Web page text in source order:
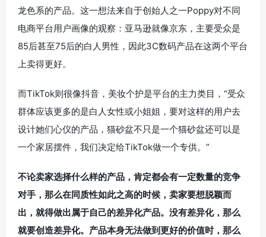
龙色系的产品。这一想法来自于创始人之一Poppy对不同
电商平台用户画像的观察：亚马逊就像京东，主要受众是
85后甚至75后的白人男性，因此3C数码产品在这两个平台
上卖得更好。
而TikTok则很像抖音，美妆个护是平台的主力类目，“受众
群体应该更多的是白人女性或小姐姐，要对这样的用户去
设计她们心仪的产品，猫砂盆不只是一个猫砂盆还可以是
一个家居摆件，我们决定给TikTok做一个专供。”
不论卖家选择什么样的产品，肯定都会有一定数量的竞争
对手，那么在同质性如此之高的时候，卖家要想脱颖而
出，就得做出属于自己的差异化产品。没有差异化，那么
就要创造差异化。产品本身无法做到更好的价值时，那么